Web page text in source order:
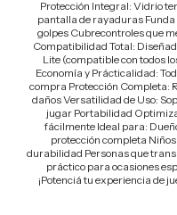
Protección Integral: Vidrio
pantalla de rayaduras
golpes Cubrecontroles que
Compatibilidad Total:
Lite (compatible con todos
Economía y Prácticalidad:
compra Protección Completa:
daños Versatilidad de Uso:
jugar Portabilidad
fácilmente Ideal para:
protección completa
durabilidad Personas que
práctico para ocasiones
¡Potenciá tu experiencia de